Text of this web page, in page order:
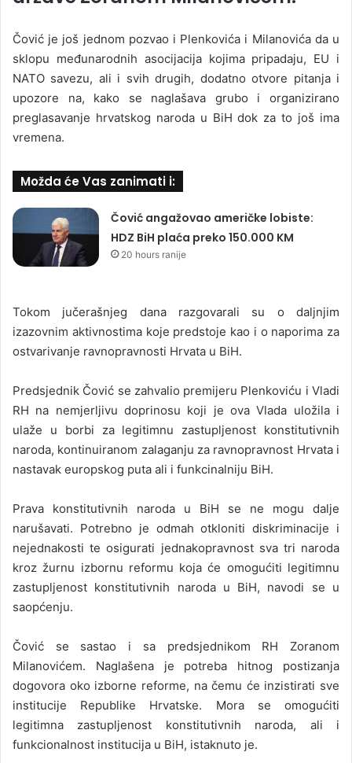
Čović je još jednom pozvao i Plenkovića i Milanovića da u
sklopu međunarodnih asocijacija kojima pripadaju, EU i
NATO savezu, ali i svih drugih, dodatno otvore pitanja i
upozore na, kako se naglašava grubo i organizirano
preglasavanje hrvatskog naroda u BiH dok za to još ima
vremena.
Možda će Vas zanimati i:
Čović angažovao američke lobiste:
HDZ BiH plaća preko 150.000 KM
20 hours ranije
Tokom jučerašnjeg dana razgovarali su o daljnjim
izazovnim aktivnostima koje predstoje kao i o naporima za
ostvarivanje ravnopravnosti Hrvata u BiH.
Predsjednik Čović se zahvalio premijeru Plenkoviću i Vladi
RH na nemjerljivu doprinosu koji je ova Vlada uložila i
ulaže u borbi za legitimnu zastupljenost konstitutivnih
naroda, kontinuiranom zalaganju za ravnopravnost Hrvata i
nastavak europskog puta ali i funkcinalniju BiH.
Prava konstitutivnih naroda u BiH se ne mogu dalje
narušavati. Potrebno je odmah otkloniti diskriminacije i
nejednakosti te osigurati jednakopravnost sva tri naroda
kroz žurnu izbornu reformu koja će omogućiti legitimnu
zastupljenost konstitutivnih naroda u BiH, navodi se u
saopćenju.
Čović se sastao i sa predsjednikom RH Zoranom
Milanovićem. Naglašena je potreba hitnog postizanja
dogovora oko izborne reforme, na čemu će inzistirati sve
institucije Republike Hrvatske. Mora se omogućiti
legitimna zastupljenost konstitutivnih naroda, ali i
funkcionalnost institucija u BiH, istaknuto je.